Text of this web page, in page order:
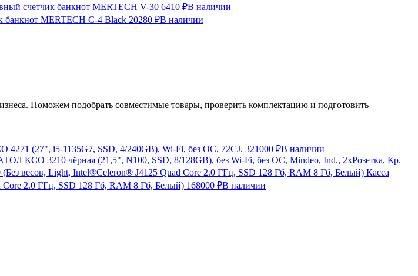
счетчик банкнот MERTECH V-30 6410 ₽В наличии
банкнот MERTECH C-4 Black 20280 ₽В наличии
Поможем подобрать совместимые товары, проверить комплектацию и подготовить
(27", i5-1135G7, SSD, 4/240GB), Wi-Fi, без ОС, 72CJ. 321000 ₽В наличии
КСО 3210 чёрная (21,5", N100, SSD, 8/128GB), без Wi-Fi, без ОС, Mindeo, Ind., 2хРозетка, Кр.
Касса
Core 2.0 ГГц, SSD 128 Гб, RAM 8 Гб, Белый) 168000 ₽В наличии